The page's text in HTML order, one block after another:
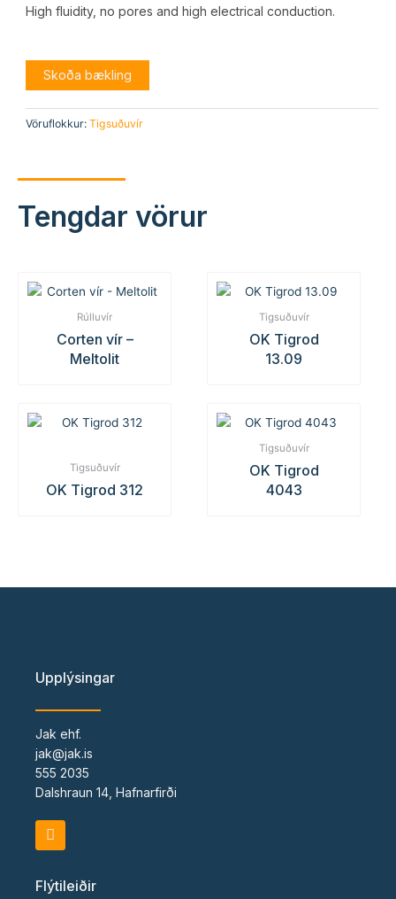
High fluidity, no pores and high electrical conduction.
Skoða bækling
Vöruflokkur: Tigsuðuvír
Tengdar vörur
Rúlluvír
Corten vír –
Meltolit
Tigsuðuvír
OK Tigrod
13.09
Tigsuðuvír
OK Tigrod 312
Tigsuðuvír
OK Tigrod
4043
Upplýsingar
Jak ehf.
jak@jak.is
555 2035
Dalshraun 14, Hafnarfirði
F
a
c
b
Flýtileiðir